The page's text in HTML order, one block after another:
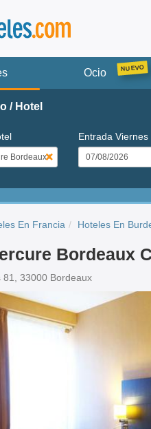
Ocio
/ Hotel
Entrada Viernes
En Francia Hoteles En
Bordeaux
81, 33000 Bordeaux